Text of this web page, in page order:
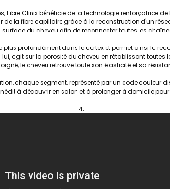
Fibre Clinix bénéficie de la technologie renforçatrice
de la fibre capillaire grâce à la reconstruction d'un
surface du cheveu afin de reconnecter toutes les
profondément dans le cortex et permet ainsi la
agit sur la porosité du cheveu en rétablissant
le cheveu retrouve toute son élasticité et sa
chaque segment, représenté par un code couleur
à découvrir en salon et à prolonger à domicile